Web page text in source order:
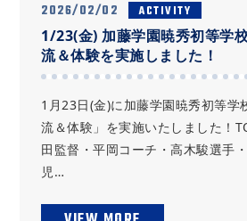
2026/02/02 ACTIVITY
1/23(金) 加藤学園暁秀初等学
流＆体験を実施しました！
1月23日(金)に加藤学園暁秀初等学
流＆体験」を実施いたしました！
田監督・平岡コーチ・高木駿選手
児…